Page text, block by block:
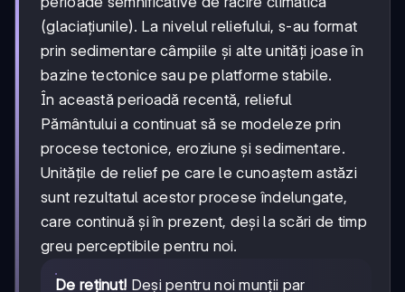
(glaciațiunile). La nivelul reliefului, s-au format
prin sedimentare câmpiile și alte unități joase în
bazine tectonice sau pe platforme stabile.
În această perioadă recentă, relieful
Pământului a continuat să se modeleze prin
procese tectonice, eroziune și sedimentare.
Unitățile de relief pe care le cunoaștem astăzi
sunt rezultatul acestor procese îndelungate,
care continuă și în prezent, deși la scări de timp
greu perceptibile pentru noi.
De reținut! Deși pentru noi munții par